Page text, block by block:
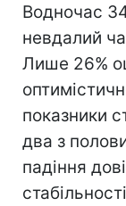
Водночас
невдалий
Лише 26%
показники
два з
падіння